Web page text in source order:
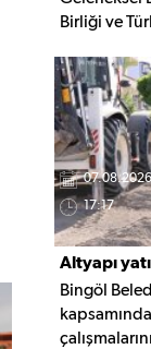
Birliği ve
Prof. Dr.
kurum
07.08.2026
17:17
Altyapı
alanlarına
Bingöl